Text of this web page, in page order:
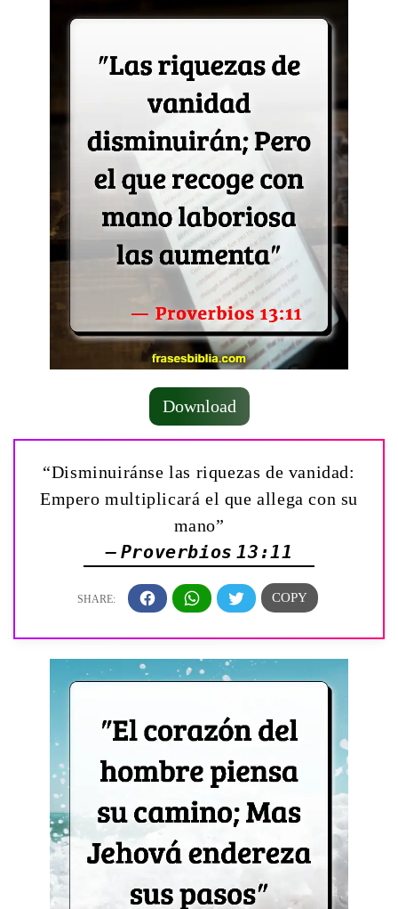
Download
“Disminuiránse las riquezas de vanidad:
Empero multiplicará el que allega con su
mano”
— Proverbios 13:11